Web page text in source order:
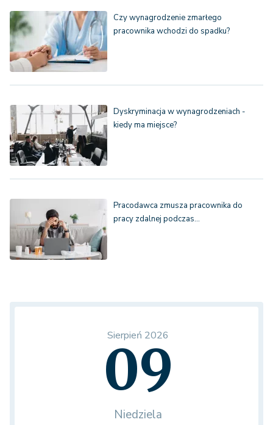
Czy wynagrodzenie zmarłego
pracownika wchodzi do spadku?
Dyskryminacja w wynagrodzeniach -
kiedy ma miejsce?
Pracodawca zmusza pracownika do
pracy zdalnej podczas…
Sierpień 2026
09
Niedziela